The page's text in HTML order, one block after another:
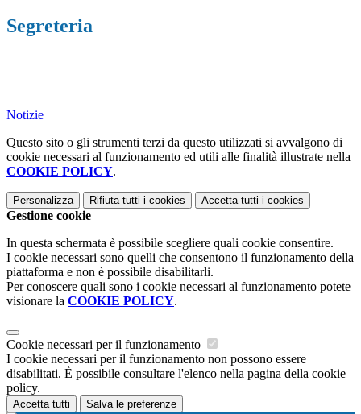
Segreteria
Notizie
Questo sito o gli strumenti terzi da questo utilizzati si avvalgono di
cookie necessari al funzionamento ed utili alle finalità illustrate nella
COOKIE POLICY.
Personalizza Rifiuta tutti i cookies Accetta tutti i cookies
Gestione cookie
In questa schermata è possibile scegliere quali cookie consentire.
I cookie necessari sono quelli che consentono il funzionamento della
piattaforma e non è possibile disabilitarli.
Per conoscere quali sono i cookie necessari al funzionamento potete
visionare la COOKIE POLICY.
Cookie necessari per il funzionamento
I cookie necessari per il funzionamento non possono essere
disabilitati. È possibile consultare l'elenco nella pagina della cookie
policy.
Accetta tutti Salva le preferenze